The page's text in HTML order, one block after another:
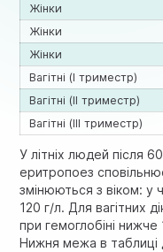
Жінки
Жінки
Жінки
Вагітні (I триместр)
Вагітні (II триместр)
Вагітні (III триместр)
У літніх людей після
еритропоез
змінюються з віком: у
120 г/л. Для вагітних
при гемоглобіні
Нижня межа в таблиці